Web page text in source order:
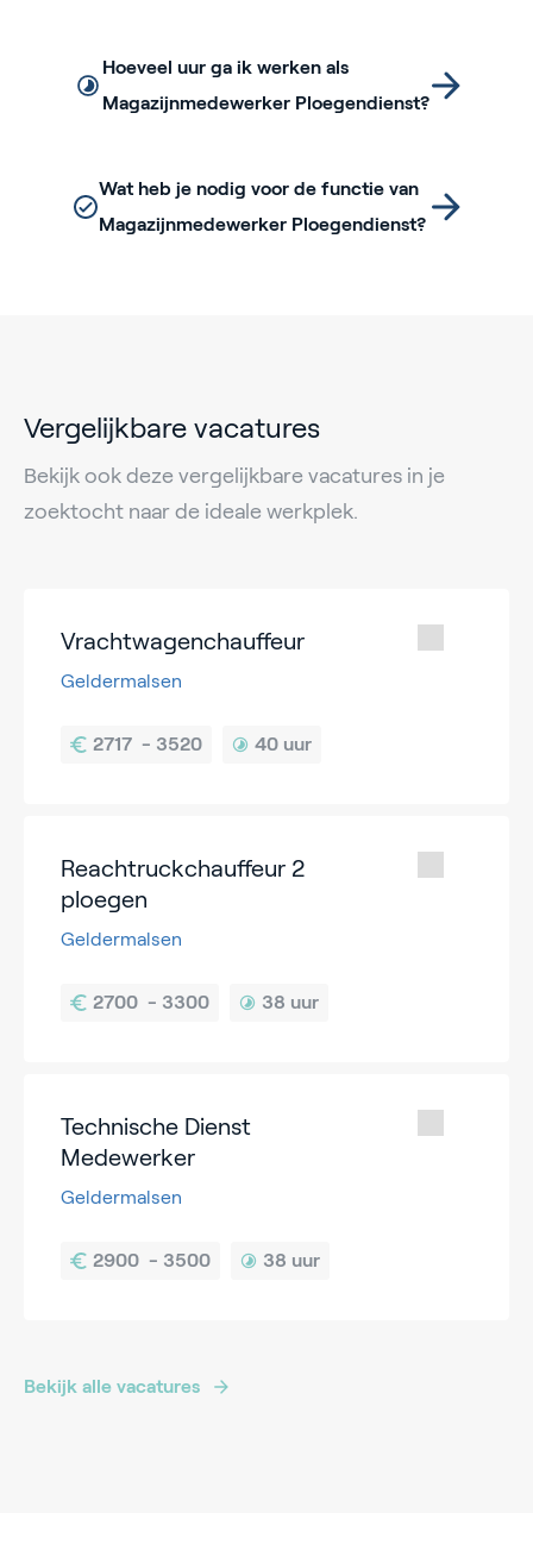
Hoeveel uur ga ik werken als
Magazijnmedewerker Ploegendienst?
Wat heb je nodig voor de functie van
Magazijnmedewerker Ploegendienst?
Vergelijkbare vacatures
Bekijk ook deze vergelijkbare vacatures in je
zoektocht naar de ideale werkplek.
Vrachtwagenchauffeur
Geldermalsen
40 uur
Reachtruckchauffeur 2
ploegen
Geldermalsen
38 uur
Technische Dienst
Medewerker
Geldermalsen
38 uur
Bekijk alle vacatures